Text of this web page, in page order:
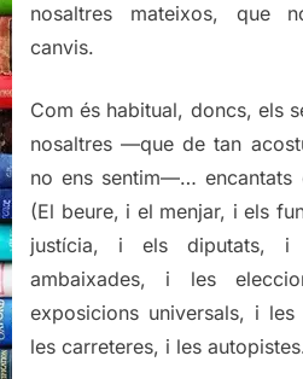
nosaltres mateixos, que
canvis.
Com és habitual, doncs, els
nosaltres —que de tan
no ens sentim—… encantats
(El beure, i el menjar, i els
justícia, i els diputats, i
ambaixades, i les
exposicions universals, i les
les carreteres, i les